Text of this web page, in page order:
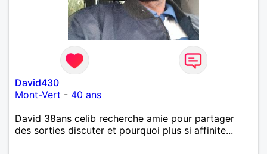
David430
Mont-Vert - 40 ans
David 38ans celib recherche amie pour partager
des sorties discuter et pourquoi plus si affinite...